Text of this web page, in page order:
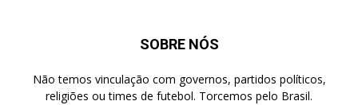
SOBRE NÓS
Não temos vinculação com governos, partidos políticos,
religiões ou times de futebol. Torcemos pelo Brasil.